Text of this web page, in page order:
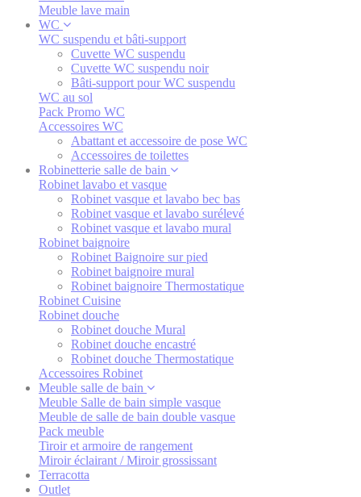
Meuble lave main
WC
WC suspendu et bâti-support
Cuvette WC suspendu
Cuvette WC suspendu noir
Bâti-support pour WC suspendu
WC au sol
Pack Promo WC
Accessoires WC
Abattant et accessoire de pose WC
Accessoires de toilettes
Robinetterie salle de bain
Robinet lavabo et vasque
Robinet vasque et lavabo bec bas
Robinet vasque et lavabo surélevé
Robinet vasque et lavabo mural
Robinet baignoire
Robinet Baignoire sur pied
Robinet baignoire mural
Robinet baignoire Thermostatique
Robinet Cuisine
Robinet douche
Robinet douche Mural
Robinet douche encastré
Robinet douche Thermostatique
Accessoires Robinet
Meuble salle de bain
Meuble Salle de bain simple vasque
Meuble de salle de bain double vasque
Pack meuble
Tiroir et armoire de rangement
Miroir éclairant / Miroir grossissant
Terracotta
Outlet